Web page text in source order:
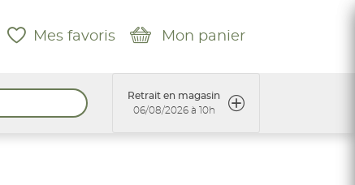
Mes favoris Mon panier
Retrait en magasin
06/08/2026 à 10h